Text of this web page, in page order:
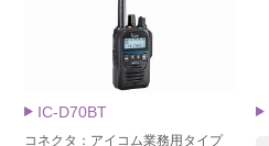
IC-D70BT
コネクタ：アイコム業務用タイプ